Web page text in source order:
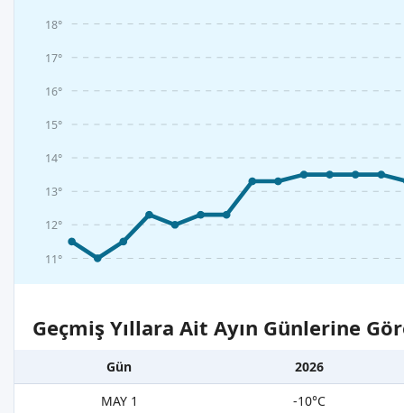
11°
12°
13°
14°
15°
16°
17°
18°
Geçmiş Yıllara Ait Ayın Günlerine
Gün
2026
MAY 1
-10°C